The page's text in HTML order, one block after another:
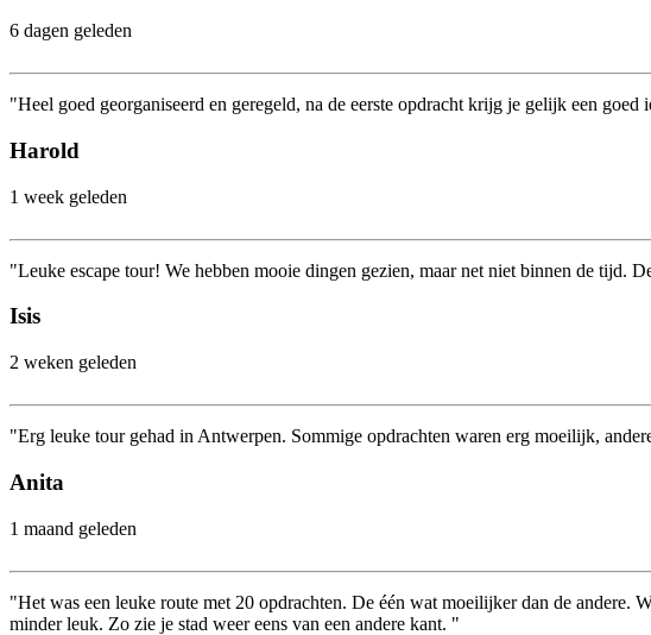
6 dagen geleden
"Heel goed georganiseerd en geregeld, na de eerste opdracht krijg je gelijk een
Harold
1 week geleden
"Leuke escape tour! We hebben mooie dingen gezien, maar net niet binnen de tijd.
Isis
2 weken geleden
"Erg leuke tour gehad in Antwerpen. Sommige opdrachten waren erg moeilijk,
Anita
1 maand geleden
"Het was een leuke route met 20 opdrachten. De één wat moeilijker dan de andere.
minder leuk. Zo zie je stad weer eens van een andere kant. "